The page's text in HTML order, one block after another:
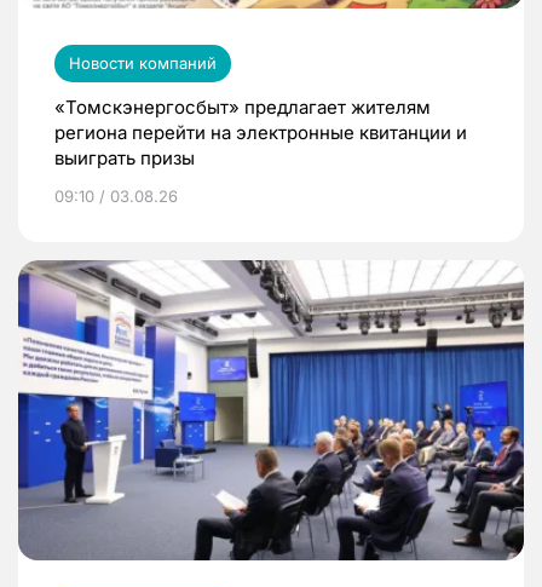
Новости компаний
«Томскэнергосбыт» предлагает жителям
региона перейти на электронные квитанции и
выиграть призы
09:10 / 03.08.26